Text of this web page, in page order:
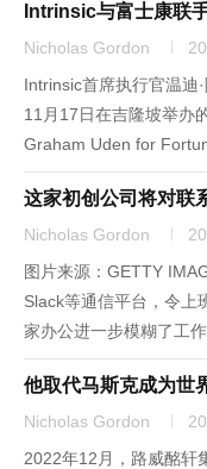
志：“在一个数据主...
Intrinsic与富士康联
Nicholas Gordon
Intrinsic首席执行官温迪
11月17日在吉隆坡举办
Graham Uden for
Intrinsic上周四晚间发布
这家初创公司将对联
Nicholas Gordon
图片来源：GETTY
Slack等通信平台，令上
家办公进一步模糊了工
以来，上班族工作的时
印度公司推出了一种解
以...
他取代马斯克成为世
Nicholas Gordon
2022年12月，路威酩轩